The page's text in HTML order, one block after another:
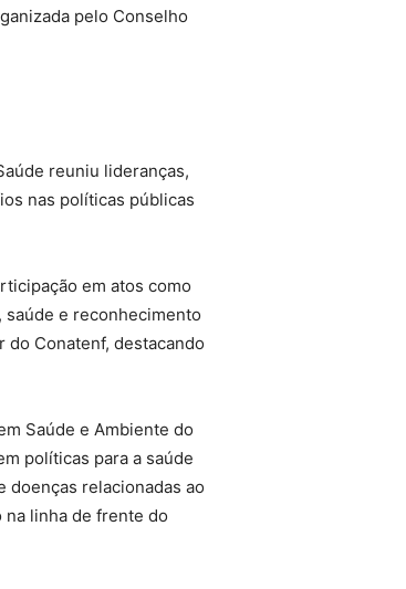
pelo Conselho
reuniu lideranças,
nas políticas públicas
em atos como
e reconhecimento
Conatenf, destacando
Saúde e Ambiente do
políticas para a saúde
doenças relacionadas ao
linha de frente do